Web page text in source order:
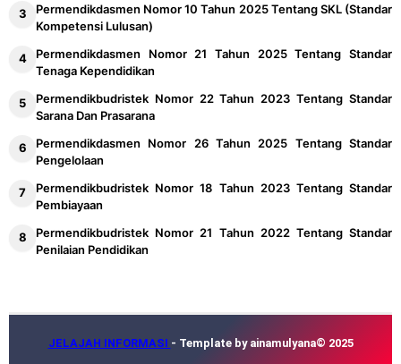
Permendikdasmen Nomor 10 Tahun 2025 Tentang SKL (Standar
Kompetensi Lulusan)
Permendikdasmen Nomor 21 Tahun 2025 Tentang Standar
Tenaga Kependidikan
Permendikbudristek Nomor 22 Tahun 2023 Tentang Standar
Sarana Dan Prasarana
Permendikdasmen Nomor 26 Tahun 2025 Tentang Standar
Pengelolaan
Permendikbudristek Nomor 18 Tahun 2023 Tentang Standar
Pembiayaan
Permendikbudristek Nomor 21 Tahun 2022 Tentang Standar
Penilaian Pendidikan
JELAJAH INFORMASI - Template by ainamulyana© 2025